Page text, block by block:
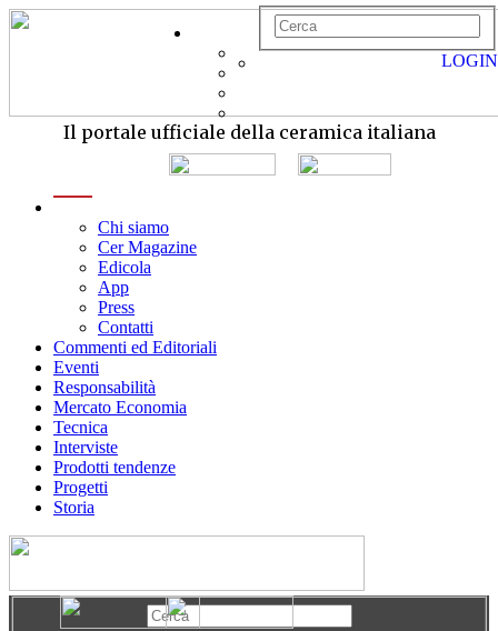
Il portale ufficiale della ceramica italiana
Chi siamo
Cer Magazine
Edicola
App
Press
Contatti
Commenti ed Editoriali
Eventi
Responsabilità
Mercato Economia
Tecnica
Interviste
Prodotti tendenze
Progetti
Storia
LOGIN